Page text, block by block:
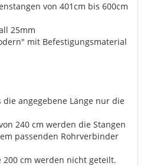
von 401cm bis 600cm
25mm
mit Befestigungsmaterial
die angegebene Länge nur die
240 cm werden die Stangen
passenden Rohrverbinder
200 cm werden nicht geteilt.